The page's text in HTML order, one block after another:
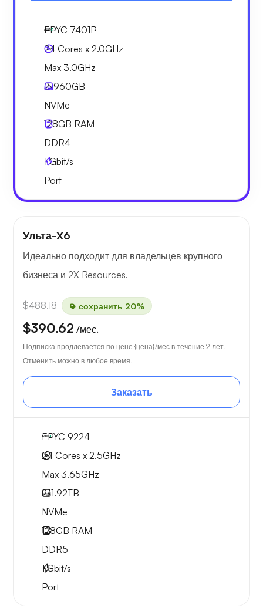
EPYC 7401P
24 Cores x 2.0GHz
Max 3.0GHz
2x960GB
NVMe
128GB RAM
DDR4
1Gbit/s
Port
Ульта-Х6
Идеально подходит для владельцев крупного
бизнеса и 2X Resources.
$488.18 сохранить 20%
$390.62 /мес.
Подписка продлевается по цене {цена}/мес в течение 2 лет.
Отменить можно в любое время.
Заказать
EPYC 9224
24 Cores x 2.5GHz
Max 3.65GHz
2x1.92TB
NVMe
128GB RAM
DDR5
1Gbit/s
Port